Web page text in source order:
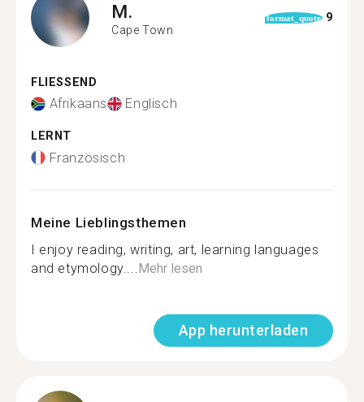
M.
Cape Town
format_quote 9
FLIESSEND
Afrikaans Englisch
LERNT
Französisch
Meine Lieblingsthemen
I enjoy reading, writing, art, learning languages
and etymology.... Mehr lesen
App herunterladen